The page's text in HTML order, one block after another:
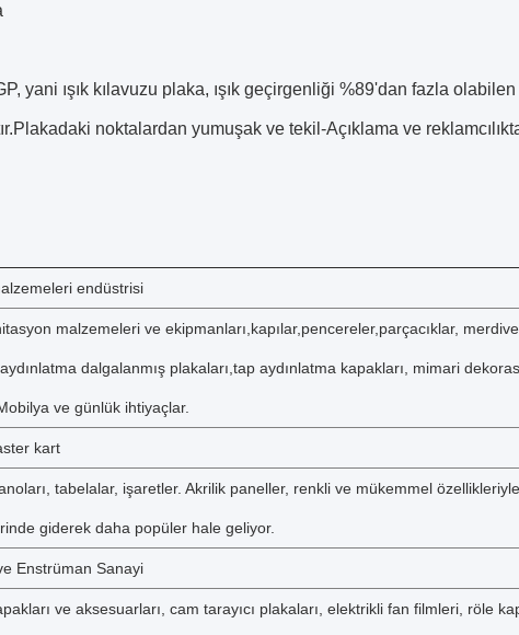
yani ışık kılavuzu plaka, ışık geçirgenliği %89'dan fazla
noktalardan yumuşak ve tekil-Açıklama ve
endüstrisi
malzemeleri ve ekipmanları,kapılar,pencereler,parçacıklar,
dalgalanmış plakaları,tap aydınlatma kapakları, mimari
ve günlük ihtiyaçlar.
kart
tabelalar, işaretler. Akrilik paneller, renkli ve mükemmel
giderek daha popüler hale geliyor.
Enstrüman Sanayi
ve aksesuarları, cam tarayıcı plakaları, elektrikli fan filmleri, röle